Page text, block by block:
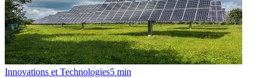
Innovations et Technologies5 min